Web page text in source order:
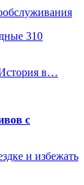
310
в…
с
и избежать